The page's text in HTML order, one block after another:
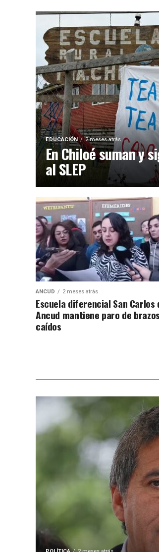
EDUCACIÓN 2 meses atrás
En Chiloé suman y
al SLEP
ANCUD 2 meses atrás
Escuela diferencial San Carlos
Ancud mantiene paro de brazos
caídos